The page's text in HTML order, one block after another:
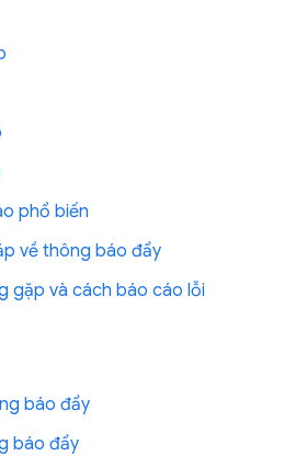
phổ biến
về thông báo đẩy
gặp và cách báo cáo lỗi
báo đẩy
báo đẩy